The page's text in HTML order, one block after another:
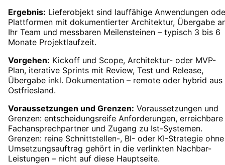
Ergebnis: Lieferobjekt sind lauffähige Anwendungen
Plattformen mit dokumentierter Architektur, Übergabe
Ihr Team und messbaren Meilensteinen – typisch 3 bis 6
Monate Projektlaufzeit.
Vorgehen: Kickoff und Scope, Architektur- oder MVP-
Plan, iterative Sprints mit Review, Test und Release,
Übergabe inkl. Dokumentation – remote oder hybrid aus
Ostfriesland.
Voraussetzungen und Grenzen: Voraussetzungen und
Grenzen: entscheidungsreife Anforderungen, erreichbare
Fachansprechpartner und Zugang zu Ist-Systemen.
Grenzen: reine Schnittstellen-, BI- oder KI-Strategie ohne
Umsetzungsauftrag gehört in die verlinkten Nachbar-
Leistungen – nicht auf diese Hauptseite.